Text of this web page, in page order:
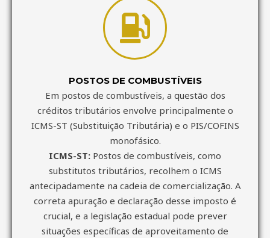
POSTOS DE COMBUSTÍVEIS
Em postos de combustíveis, a questão dos
créditos tributários envolve principalmente o
ICMS-ST (Substituição Tributária) e o PIS/COFINS
monofásico.
ICMS-ST: Postos de combustíveis, como
substitutos tributários, recolhem o ICMS
antecipadamente na cadeia de comercialização. A
correta apuração e declaração desse imposto é
crucial, e a legislação estadual pode prever
situações específicas de aproveitamento de